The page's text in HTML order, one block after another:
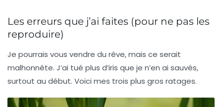
Les erreurs que j’ai faites (pour ne pas les
reproduire)
Je pourrais vous vendre du rêve, mais ce serait
malhonnête. J’ai tué plus d’iris que je n’en ai sauvés,
surtout au début. Voici mes trois plus gros ratages.